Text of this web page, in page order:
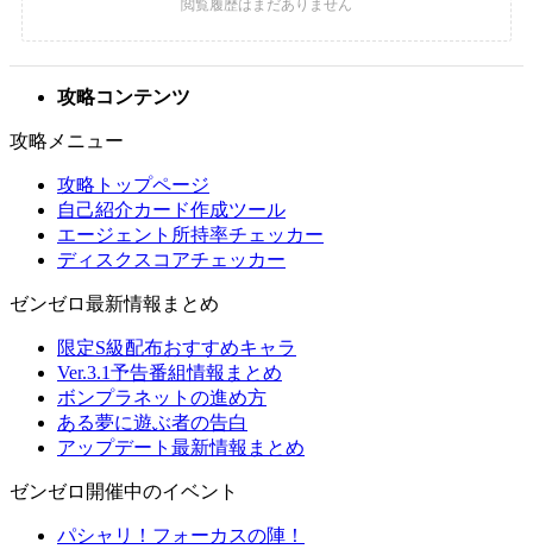
攻略コンテンツ
攻略メニュー
攻略トップページ
自己紹介カード作成ツール
エージェント所持率チェッカー
ディスクスコアチェッカー
ゼンゼロ最新情報まとめ
限定S級配布おすすめキャラ
Ver.3.1予告番組情報まとめ
ボンプラネットの進め方
ある夢に遊ぶ者の告白
アップデート最新情報まとめ
ゼンゼロ開催中のイベント
パシャリ！フォーカスの陣！